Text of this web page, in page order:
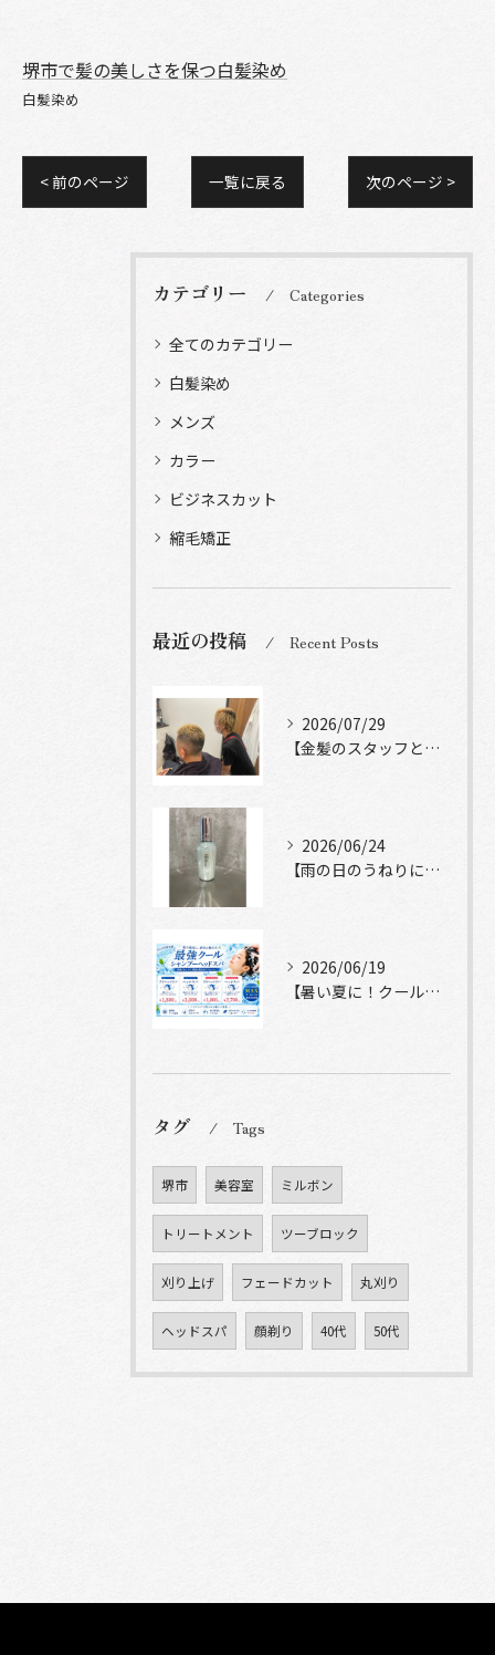
堺市で髪の美しさを保つ白髪染め
白髪染め
< 前のページ 一覧に戻る 次のページ >
カテゴリー Categories
全てのカテゴリー
白髪染め
メンズ
カラー
ビジネスカット
縮毛矯正
最近の投稿 Recent Posts
2026/07/29
【金髪のスタッフと常連様ショット】
2026/06/24
【雨の日のうねりにストレートロック】
2026/06/19
【暑い夏に！クールシャンプーヘッドスパ】
タグ Tags
堺市 美容室 ミルボン
トリートメント ツーブロック
刈り上げ フェードカット 丸刈り
ヘッドスパ 顔剃り 40代 50代